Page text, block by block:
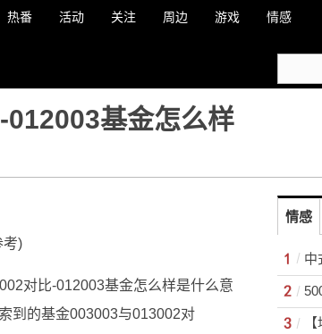
热番 活动 关注 周边 游戏 情感
基金怎么样
考)
对比-012003基金怎么样是什么意
到的基金003003与013002对
情感
中